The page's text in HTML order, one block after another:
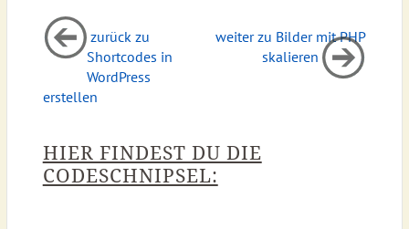
zurück zu
Shortcodes in
WordPress
erstellen
weiter zu Bilder mit PHP
skalieren
HIER FINDEST DU DIE
CODESCHNIPSEL: